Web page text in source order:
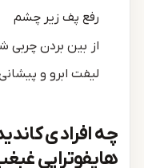
رفع پف زیر چشم
از بین بردن چربی
لیفت ابرو و
چه افرادی
هایفوتراپی